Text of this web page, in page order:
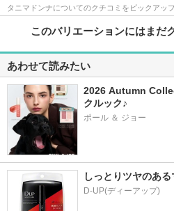
タニマドンナについてのクチコミをピックアップ
このバリエーションにはまだ
あわせて読みたい
2026 Autumn
クルック♪
ポール ＆ ジョー
しっとりツヤのある
D-UP(ディーアップ)